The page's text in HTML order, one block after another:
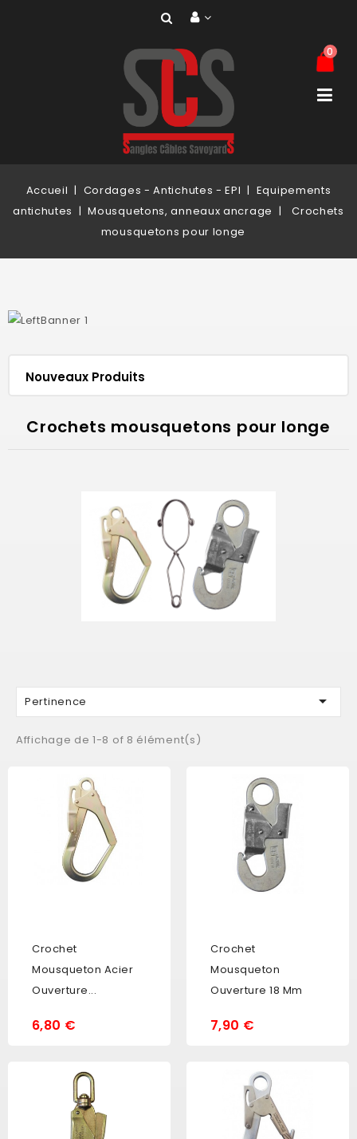
0
Accueil Cordages - Antichutes - EPI
Equipements
antichutes
Mousquetons, anneaux ancrage
Crochets
mousquetons pour longe
Nouveaux Produits
Crochets mousquetons pour longe
Pertinence 
Affichage de 1-8 of 8 élément(s)
Crochet
Mousqueton Acier
Ouverture...
6,80 €
Crochet
Mousqueton
Ouverture 18 Mm
7,90 €